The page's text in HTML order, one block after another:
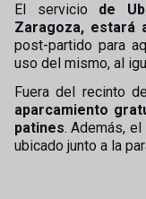
El servicio de
Zaragoza, estará
post-partido para
uso del mismo, al
Fuera del recinto
aparcamiento
patines. Además,
ubicado junto a la